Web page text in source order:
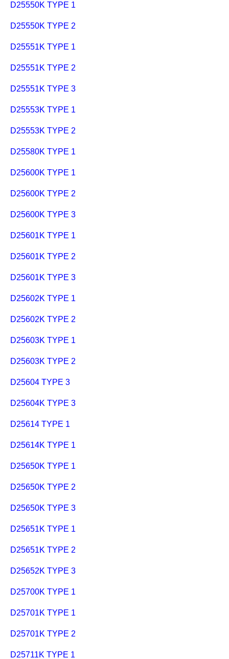
D25550K TYPE 1
D25550K TYPE 2
D25551K TYPE 1
D25551K TYPE 2
D25551K TYPE 3
D25553K TYPE 1
D25553K TYPE 2
D25580K TYPE 1
D25600K TYPE 1
D25600K TYPE 2
D25600K TYPE 3
D25601K TYPE 1
D25601K TYPE 2
D25601K TYPE 3
D25602K TYPE 1
D25602K TYPE 2
D25603K TYPE 1
D25603K TYPE 2
D25604 TYPE 3
D25604K TYPE 3
D25614 TYPE 1
D25614K TYPE 1
D25650K TYPE 1
D25650K TYPE 2
D25650K TYPE 3
D25651K TYPE 1
D25651K TYPE 2
D25652K TYPE 3
D25700K TYPE 1
D25701K TYPE 1
D25701K TYPE 2
D25711K TYPE 1